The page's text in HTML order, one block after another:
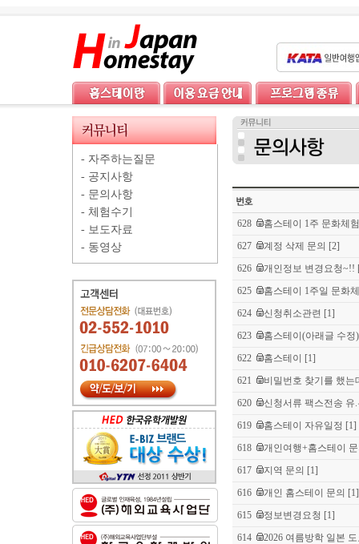
- 자주하는질문
- 공지사항
- 문의사항
- 체험수기
- 보도자료
- 동영상
628
홈스테이 1주 문화체
627
계정 삭제 문의 [2]
626
개인정보 변경요청~!!
625
홈스테이 1주일 문화
624
신청취소관련 [1]
623
홈스테이(아래글 수정)
622
홈스테이
[1]
621
비밀번호 찾기를 했는
620
신청서류 팩스전송 유
619
홈스테이 자유일정 [1]
618
개인여행+홈스테이
617
지역 문의 [1]
616
개인 홈스테이 문의 [1]
615
정보변경요청 [1]
614
2026 여름방학 일본